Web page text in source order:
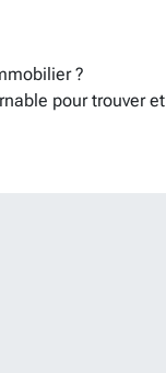
?
pour trouver et